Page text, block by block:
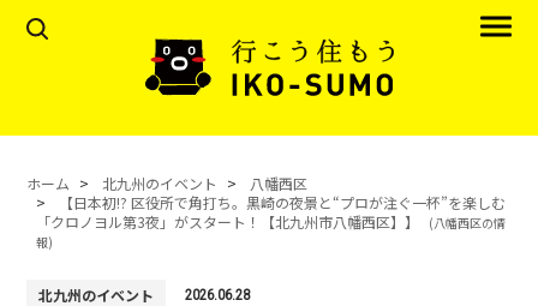
ホーム 北九州のイベント
八幡西区
【日本初!? 区役所で角打ち。黒崎の夜景と“プロが注ぐ一杯”を楽しむ
「クロノヨル第3夜」がスタート！【北九州市八幡西区】】
(八幡西区の情
報)
北九州のイベント 2026.06.28